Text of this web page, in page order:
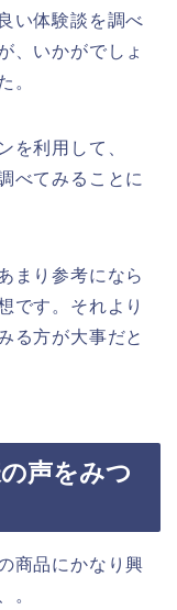
い体験談を調べ
、いかがでしょ
。
を利用して、
べてみることに
まり参考になら
です。それより
る方が大事だと
声をみつ
商品にかなり興
。